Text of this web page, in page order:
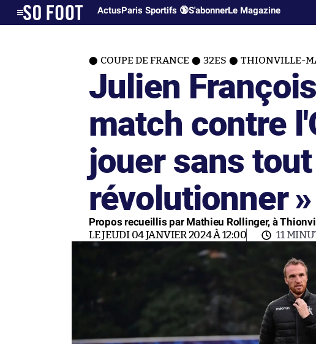
ActusParis Sportifs 🔞S'abonnerLe Magazine
COUPE DE FRANCE 32ES THIONVILLE-
Julien
match contre
jouer sans tout
révolutionner »
Propos recueillis par Mathieu Rollinger, à
LE JEUDI 04 JANVIER 2024 À 12:00 11